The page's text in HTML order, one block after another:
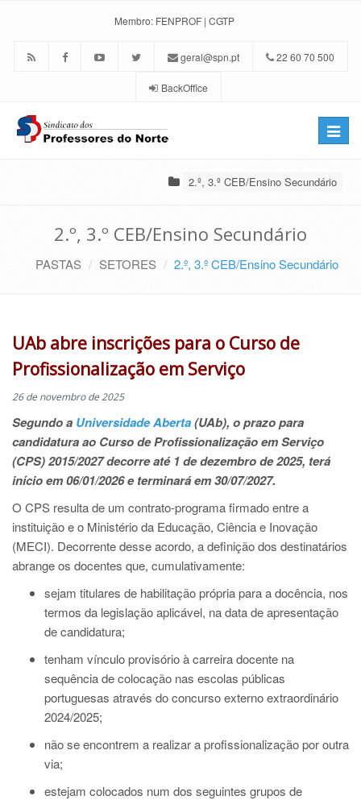
Membro: FENPROF | CGTP
geral@spn.pt 22 60 70 500
BackOffice
Toggle
2.º, 3.º CEB/Ensino Secundário
2.º, 3.º CEB/Ensino Secundário
PASTAS SETORES 2.º, 3.º CEB/Ensino Secundário
UAb abre inscrições para o Curso de
Profissionalização em Serviço
26 de novembro de 2025
Segundo a Universidade Aberta(UAb), o prazo para
candidatura ao Curso de Profissionalização em Serviço
(CPS) 2015/2027 decorre até 1 de dezembro de 2025, terá
início em 06/01/2026 e terminará em 30/07/2027.
O CPS resulta de um contrato-programa firmado entre a
instituição e o Ministério da Educação, Ciência e Inovação
(MECI). Decorrente desse acordo, a definição dos destinatários
abrange os docentes que, cumulativamente:
sejam titulares de habilitação própria para a docência, nos
termos da legislação aplicável, na data de apresentação
de candidatura;
tenham vínculo provisório à carreira docente na
sequência de colocação nas escolas públicas
portuguesas através do concurso externo extraordinário
2024/2025;
não se encontrem a realizar a profissionalização por outra
via;
estejam colocados num dos seguintes grupos de